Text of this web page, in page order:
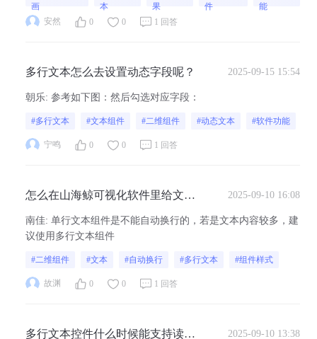
画
本
果
件
能
安然
0 0 1 回答
多行文本怎么去设置动态字段呢？ 2025-09-15 15:54
朝乐: 参考如下图：然后勾选对应字段：
#多行文本 #文本组件 #二维组件 #动态文本 #软件功能
宁鸣 0 0 1 回答
怎么在山海鲸可视化软件里给文本
组件范围？
2025-09-10 16:08
南佳: 单行文本组件是不能自动换行的，若是文本内容较多，建
议使用多行文本组件
#二维组件 #文本 #自动换行 #多行文本 #组件样式
故渊 0 0 1 回答
多行文本控件什么时候能支持读取 2025-09-10 13:38